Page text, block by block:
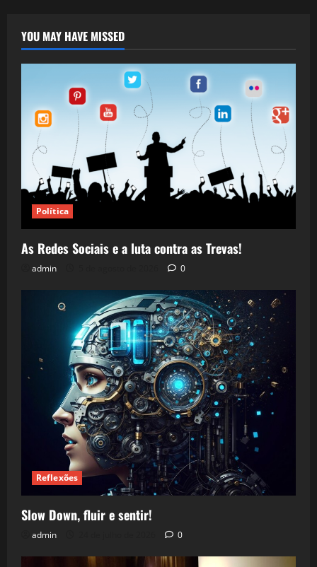
YOU MAY HAVE MISSED
Política
As Redes Sociais e a luta contra as Trevas!
admin 0
Reflexões
Slow Down, fluir e sentir!
admin 0